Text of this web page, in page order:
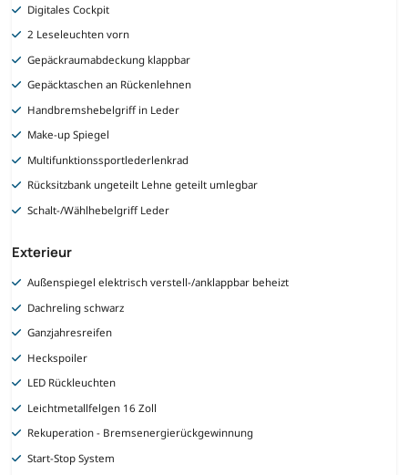
Digitales Cockpit
2 Leseleuchten vorn
Gepäckraumabdeckung klappbar
Gepäcktaschen an Rückenlehnen
Handbremshebelgriff in Leder
Make-up Spiegel
Multifunktionssportlederlenkrad
Rücksitzbank ungeteilt Lehne geteilt umlegbar
Schalt-/Wählhebelgriff Leder
Exterieur
Außenspiegel elektrisch verstell-/anklappbar beheizt
Dachreling schwarz
Ganzjahresreifen
Heckspoiler
LED Rückleuchten
Leichtmetallfelgen 16 Zoll
Rekuperation - Bremsenergierückgewinnung
Start-Stop System